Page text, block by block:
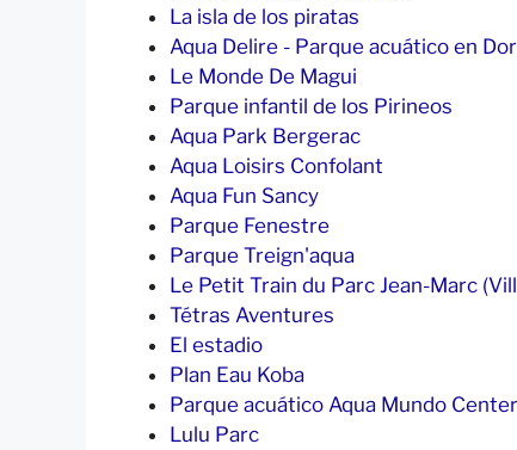
La isla de los piratas
Aqua Delire - Parque acuático en
Le Monde De Magui
Parque infantil de los Pirineos
Aqua Park Bergerac
Aqua Loisirs Confolant
Aqua Fun Sancy
Parque Fenestre
Parque Treign'aqua
Le Petit Train du Parc Jean-Marc
Tétras Aventures
El estadio
Plan Eau Koba
Parque acuático Aqua Mundo
Lulu Parc